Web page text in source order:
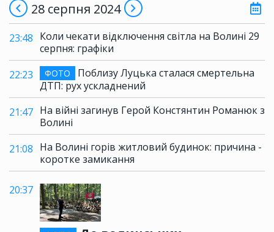
28 серпня 2024
23:48 Коли чекати відключення світла на Волині 29
серпня: графіки
22:23
ФОТО
Поблизу Луцька сталася смертельна
ДТП: рух ускладнений
21:47 На війні загинув Герой Констянтин Романюк з
Волині
21:08 На Волині горів житловий будинок: причина -
коротке замикання
20:37